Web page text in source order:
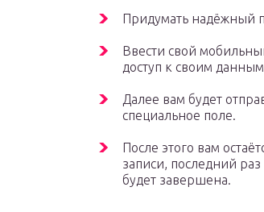
Придумать надёжный
Ввести свой
доступ к своим
Далее вам будет
специальное поле.
После этого вам
записи, последний
будет завершена.